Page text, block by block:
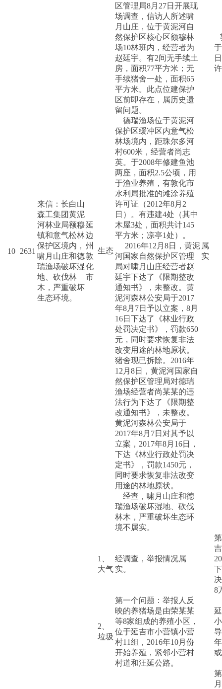
10 2631
来信：长白山
森工集团黄泥
河林业局额穆
镇和意气松林
保护区境内，
啸月山庄和德
瑞渔场破坏湿
地、砍伐林
木，严重破坏
生态环境。
延
边
州
敦
化
市
生态
属
实
区管理局8月27日开展现
场调查，信访人所述啸
月山庄，位于黄泥河自
然保护区核心区额穆林
场10林班内，经营者为
赵廷宇。有2间无手续土
房，面积77平方米；无
手续猪舍一处，面积65
平方米。此点位建保护
区前即存在，属历史遗
留问题。
德瑞渔场位于黄泥河
保护区缓冲区内意气松
林场境内，距珠尔多河
村600米，经营者尚志
英。于2008年修建鱼池
两座，面积2.5公顷，用
于渔业养殖，有敦化市
水利局批准的滩涂养殖
许可证（2012年8月2
日）。有违建4处（其中
木屋3处，面积共计145
平方米；凉亭1处）。
2016年12月8日，黄泥
河国家自然保护区管理
局对啸月山庄经营者赵
廷宇下达了《限期整改
通知书》，未整改。黄
泥河森林公安局于2017
年8月7日予以立案，8月
16日下达了《林业行政
处罚决定书》，罚款650
元，同时要求恢复非法
改变用途的林地原状。
猪舍现已拆除。2016年
12月8日，黄泥河国家自
然保护区管理局对德瑞
渔场经营者尚某某的违
法行为下达了《限期整
改通知书》，未整改。
黄泥河森林公安局于
2017年8月7日对其予以
立案，2017年8月16日，
下达《林业行政处罚决
定书》，罚款1450元，
同时要求恢复非法改变
用途的林地原状。
经查，啸月山庄和德
瑞渔场破坏湿地、砍伐
林木，严重破坏生态环
境不属实。
1、
大气
经调查，举报情况属
实。
8
2、
垃圾
第一个问题：举报人反
映的养猪场是由荣某某
等8家组成的养殖小区，
位于延吉市小营镇小营
村11组，2016年10月份
开始养殖，紧邻小营村
村道和汪延公路。